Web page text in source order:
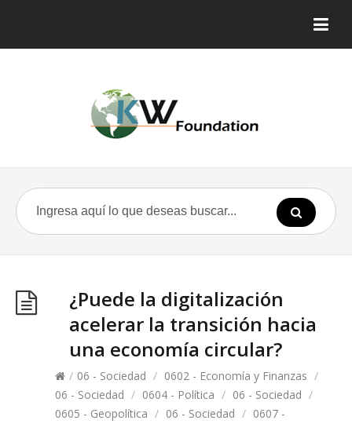
¿Puede la digitalización
acelerar la transición hacia
una economía circular?
/ 06 - Sociedad / 0602 - Economía y Finanzas /
06 - Sociedad / 0604 - Política / 06 - Sociedad /
0605 - Geopolítica / 06 - Sociedad / 0607 -